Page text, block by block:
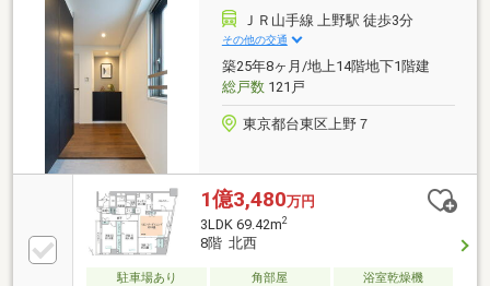
ＪＲ山手線 上野駅 徒歩3分
その他の交通
築25年8ヶ月/地上14階地下1階建
総戸数121戸
東京都台東区上野７
1億3,480万円
3LDK 69.42m2
8階 北西
駐車場あり 角部屋 浴室乾燥機